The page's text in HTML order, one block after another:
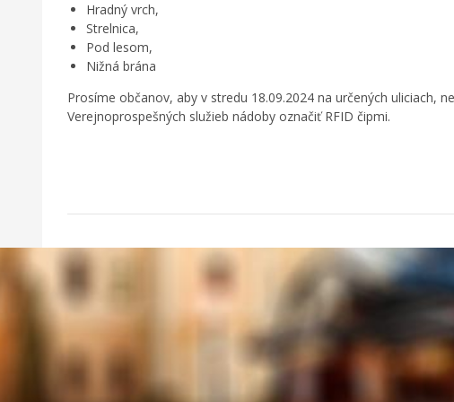
Hradný vrch,
Strelnica,
Pod lesom,
Nižná brána
Prosíme občanov, aby v stredu 18.09.2024 na určených uliciach,
Verejnoprospešných služieb nádoby označiť RFID čipmi.